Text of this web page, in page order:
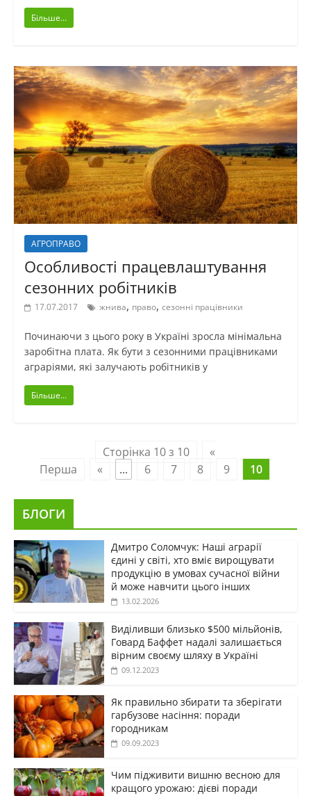
Більше...
АГРОПРАВО
Особливості працевлаштування
сезонних робітників
17.07.2017 жнива, право, сезонні працівники
Починаючи з цього року в Україні зросла мінімальна
заробітна плата. Як бути з сезонними працівниками
аграріями, які залучають робітників у
Більше...
Сторінка 10 з 10
«
Перша
« ... 6 7 8 9 10
БЛОГИ
Дмитро Соломчук: Наші аграрії
єдині у світі, хто вміє вирощувати
продукцію в умовах сучасної війни
й може навчити цього інших
13.02.2026
Виділивши близько $500 мільйонів,
Говард Баффет надалі залишається
вірним своєму шляху в Україні
09.12.2023
Як правильно збирати та зберігати
гарбузове насіння: поради
городникам
09.09.2023
Чим підживити вишню весною для
кращого урожаю: дієві поради